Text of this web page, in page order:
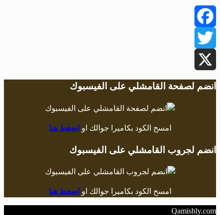
Facebook
Twitter
X
انضم لصفحة القامشلي على الفيسبوك
امسح الكود بكاميرا جوالك او اضغط هنا
انضم لجروب القامشلي على الفيسبوك
امسح الكود بكاميرا جوالك او اضغط هنا
Qamishly.com